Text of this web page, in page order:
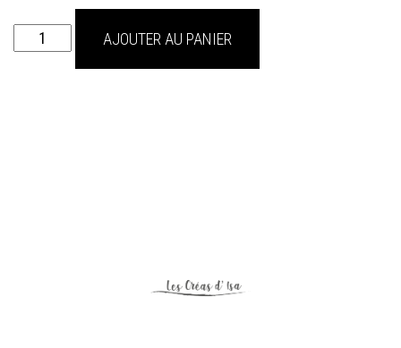
quantité
de
AJOUTER AU PANIER